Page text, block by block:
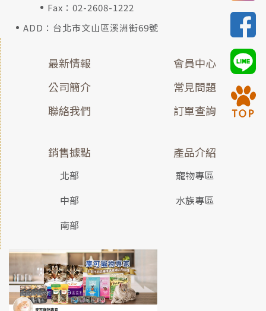
Fax：02-2608-1222
ADD：台北市文山區溪洲街69號
最新情報
公司簡介
聯絡我們
會員中心
常見問題
訂單查詢
銷售據點
北部
中部
南部
產品介紹
寵物專區
水族專區